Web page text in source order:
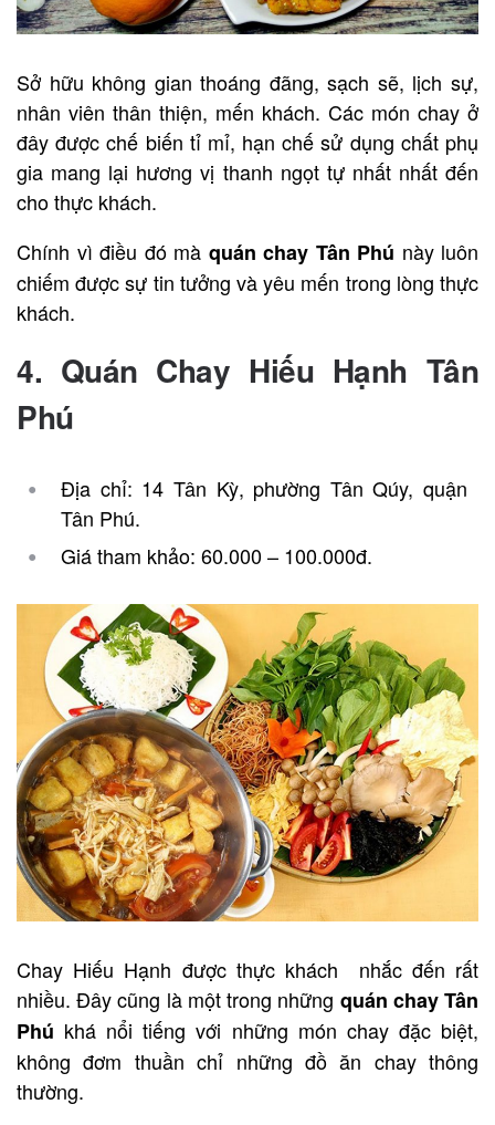
Sở hữu không gian thoáng đãng, sạch sẽ, lịch sự,
nhân viên thân thiện, mến khách. Các món chay ở
đây được chế biến tỉ mỉ, hạn chế sử dụng chất phụ
gia mang lại hương vị thanh ngọt tự nhất nhất đến
cho thực khách.
Chính vì điều đó mà quán chay Tân Phú này luôn
chiếm được sự tin tưởng và yêu mến trong lòng thực
khách.
4. Quán Chay Hiếu Hạnh Tân
Phú
Địa chỉ: 14 Tân Kỳ, phường Tân Qúy, quận
Tân Phú.
Giá tham khảo: 60.000 – 100.000đ.
Chay Hiếu Hạnh được thực khách nhắc đến rất
nhiều. Đây cũng là một trong những quán chay Tân
Phú khá nổi tiếng với những món chay đặc biệt,
không đơm thuần chỉ những đồ ăn chay thông
thường.